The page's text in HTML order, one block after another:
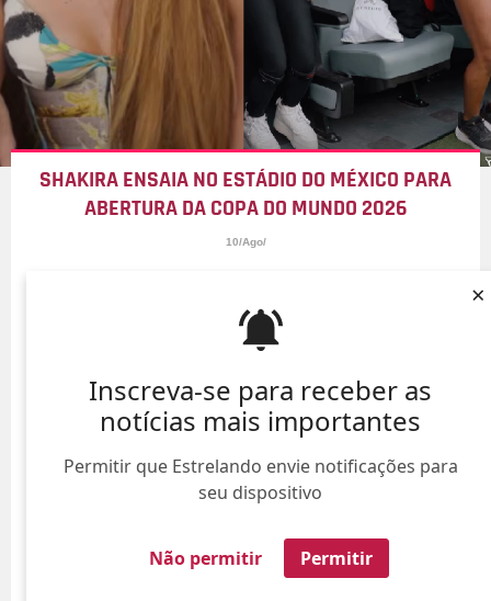
Inscreva-se para receber as
notícias mais importantes
Permitir que Estrelando envie notificações para
seu dispositivo
Não permitir Permitir
×
SHAKIRA ENSAIA NO ESTÁDIO DO MÉXICO PARA
ABERTURA DA COPA DO MUNDO 2026
10/Ago/